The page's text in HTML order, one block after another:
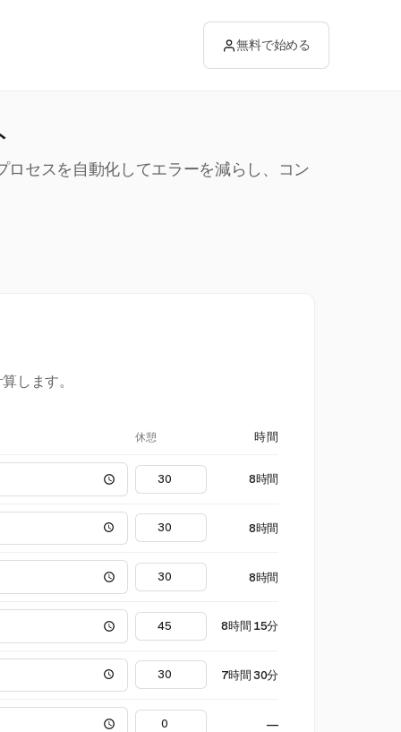
無料で始める
セスを自動化してエラーを減らし、コン
します。
休憩 時間
8時間
8時間
8時間
8時間 15分
7時間 30分
—